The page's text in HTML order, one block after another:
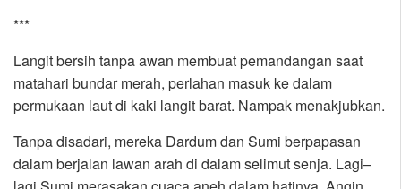
***
Langit bersih tanpa awan membuat pemandangan saat
matahari bundar merah, perlahan masuk ke dalam
permukaan laut di kaki langit barat. Nampak menakjubkan.
Tanpa disadari, mereka Dardum dan Sumi berpapasan
dalam berjalan lawan arah di dalam selimut senja. Lagi–